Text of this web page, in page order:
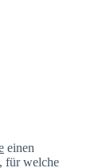
einen
für welche